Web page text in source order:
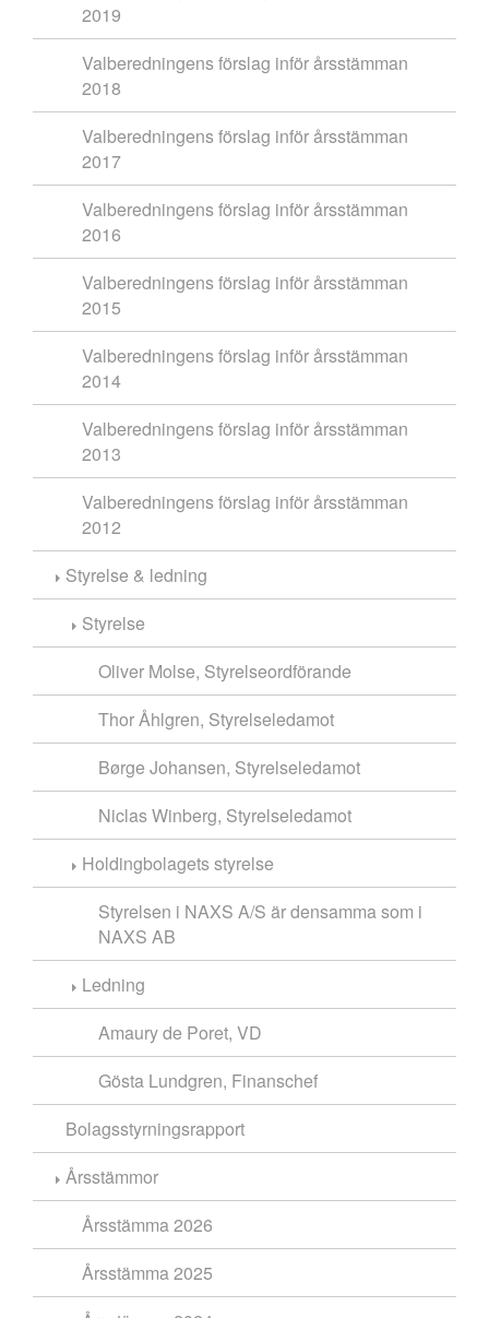
2019
Valberedningens förslag inför årsstämman
2018
Valberedningens förslag inför årsstämman
2017
Valberedningens förslag inför årsstämman
2016
Valberedningens förslag inför årsstämman
2015
Valberedningens förslag inför årsstämman
2014
Valberedningens förslag inför årsstämman
2013
Valberedningens förslag inför årsstämman
2012
Styrelse & ledning
Styrelse
Oliver Molse, Styrelseordförande
Thor Åhlgren, Styrelseledamot
Børge Johansen, Styrelseledamot
Niclas Winberg, Styrelseledamot
Holdingbolagets styrelse
Styrelsen i NAXS A/S är densamma som i
NAXS AB
Ledning
Amaury de Poret, VD
Gösta Lundgren, Finanschef
Bolagsstyrningsrapport
Årsstämmor
Årsstämma 2026
Årsstämma 2025